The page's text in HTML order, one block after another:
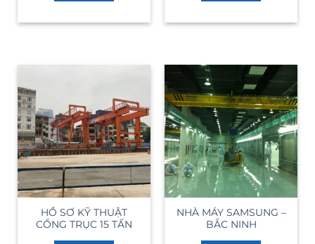
HỒ SƠ KỸ THUẬT
CỔNG TRỤC 15 TẤN
NHÀ MÁY SAMSUNG –
BẮC NINH